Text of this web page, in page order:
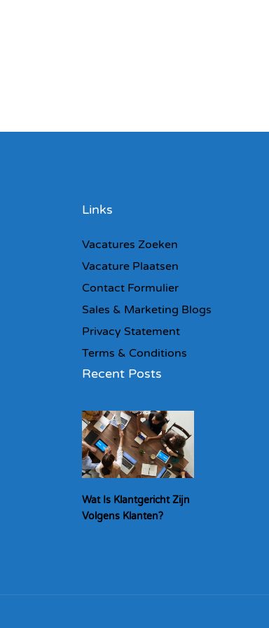
Links
Vacatures Zoeken
Vacature Plaatsen
Contact Formulier
Sales & Marketing Blogs
Privacy Statement
Terms & Conditions
Recent Posts
Wat Is Klantgericht Zijn
Volgens Klanten?